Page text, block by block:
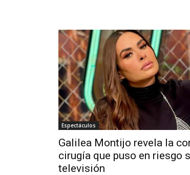
Espectáculos
Galilea Montijo revela la
cirugía que puso en riesgo
televisión